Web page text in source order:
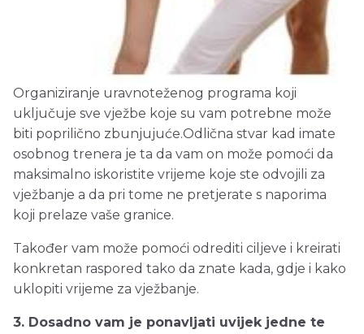
Organiziranje uravnoteženog programa koji
uključuje sve vježbe koje su vam potrebne može
biti poprilično zbunjujuće.Odlična stvar kad imate
osobnog trenera je ta da vam on može pomoći da
maksimalno iskoristite vrijeme koje ste odvojili za
vježbanje a da pri tome ne pretjerate s naporima
koji prelaze vaše granice.
Također vam može pomoći odrediti ciljeve i kreirati
konkretan raspored tako da znate kada, gdje i kako
uklopiti vrijeme za vježbanje.
3. Dosadno vam je ponavljati uvijek jedne te